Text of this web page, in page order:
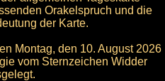
Orakelspruch und die
der Karte.
Montag, den 10. August 2026
vom Sternzeichen Widder